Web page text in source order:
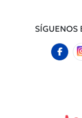
SÍGUENOS